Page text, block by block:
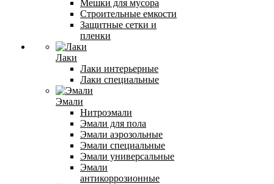
Мешки для мусора
Строительные емкости
Защитные сетки и
пленки
Лаки
Лаки интерьерные
Лаки специальные
Эмали
Нитроэмали
Эмали для пола
Эмали аэрозольные
Эмали специальные
Эмали универсальные
Эмали
антикоррозионные